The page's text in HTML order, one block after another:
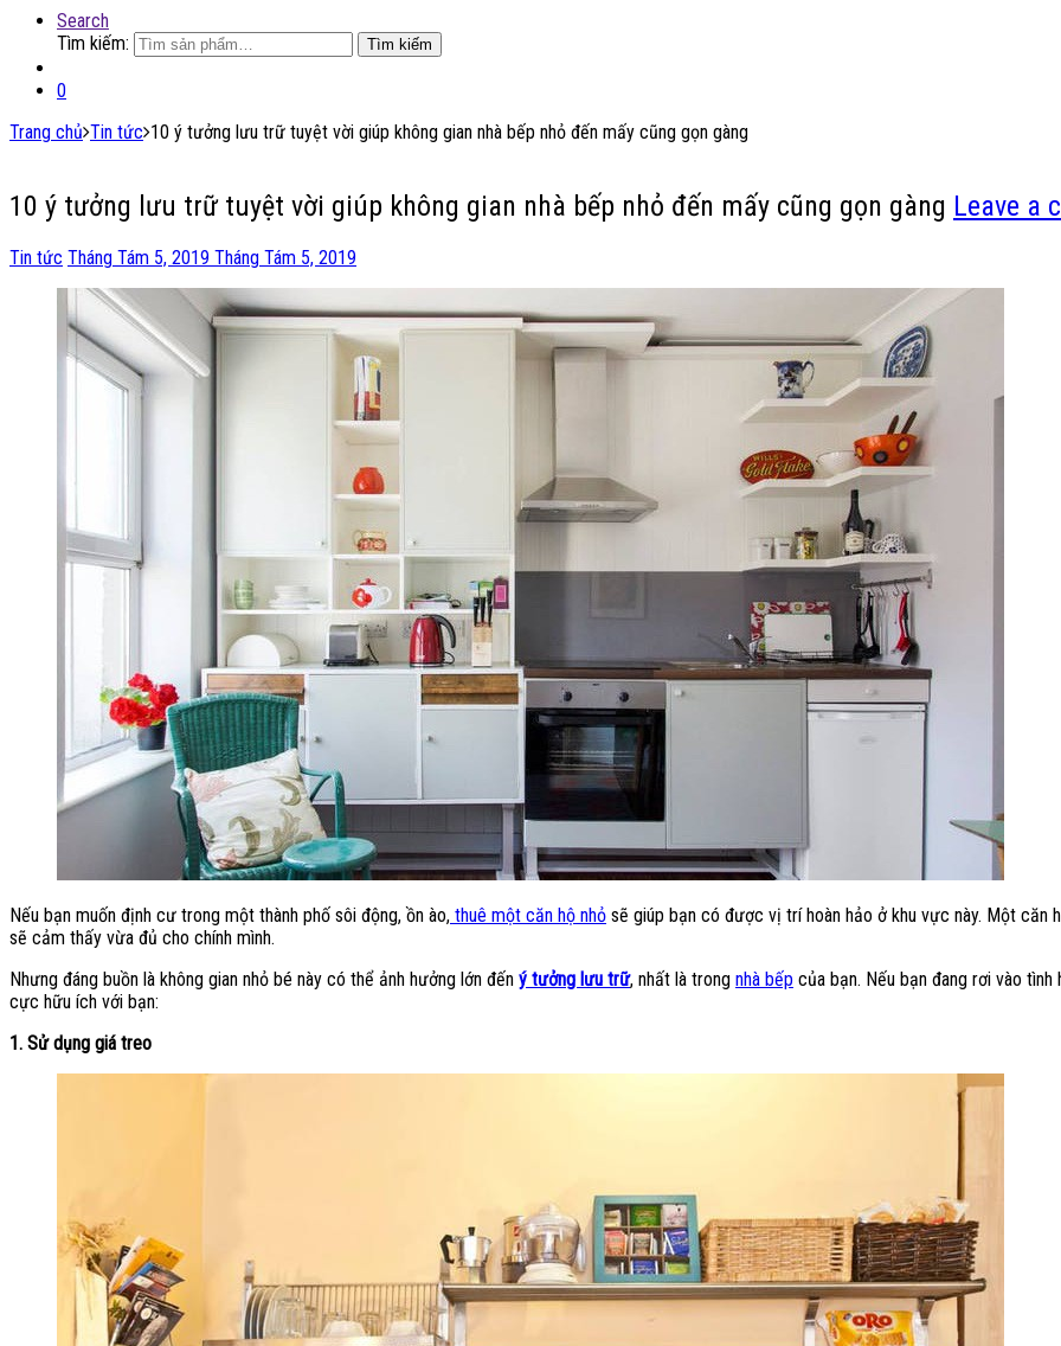
Search
Tìm kiếm:
Tìm kiếm
0
Trang chủ Tin tức 10 ý tưởng lưu trữ tuyệt vời giúp không gian nhà bếp nhỏ đến mấy cũng gọn gàng
10 ý tưởng lưu trữ tuyệt vời giúp không gian nhà bếp nhỏ đến mấy cũng gọn gàng Leave a
Tin tức Tháng Tám 5, 2019 Tháng Tám 5, 2019
Nếu bạn muốn định cư trong một thành phố sôi động, ồn ào, thuê một căn hộ nhỏ sẽ giúp bạn có được vị trí hoàn hảo ở khu vực này. Một căn
sẽ cảm thấy vừa đủ cho chính mình.
Nhưng đáng buồn là không gian nhỏ bé này có thể ảnh hưởng lớn đến ý tưởng lưu trữ, nhất là trong nhà bếp của bạn. Nếu bạn đang rơi vào
cực hữu ích với bạn:
1. Sử dụng giá treo